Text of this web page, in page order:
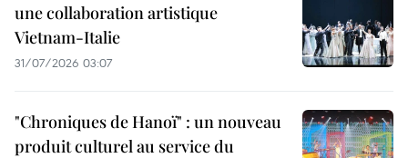
une collaboration artistique
Vietnam-Italie
31/07/2026 03:07
"Chroniques de Hanoï" : un nouveau
produit culturel au service du